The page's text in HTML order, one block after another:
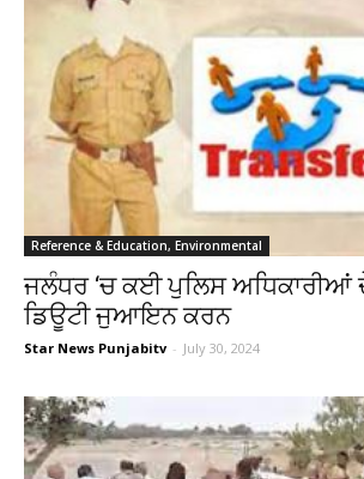
Reference & Education, Environmental
ਜਲੰਧਰ ‘ਚ ਕਈ ਪੁਲਿਸ ਅਧਿਕਾਰੀਆਂ
ਡਿਊਟੀ ਜੁਆਇਨ ਕਰਨ
Star News Punjabitv - July 30, 2024